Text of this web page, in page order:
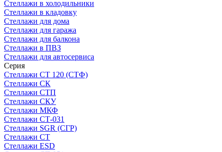
Стеллажи в холодильники
Стеллажи в кладовку
Стеллажи для дома
Стеллажи для гаража
Стеллажи для балкона
Стеллажи в ПВЗ
Стеллажи для автосервиса
Серия
Стеллажи СТ 120 (СТФ)
Стеллажи СК
Стеллажи СТП
Стеллажи СКУ
Стеллажи МКФ
Стеллажи СТ-031
Стеллажи SGR (СГР)
Стеллажи СТ
Стеллажи ESD